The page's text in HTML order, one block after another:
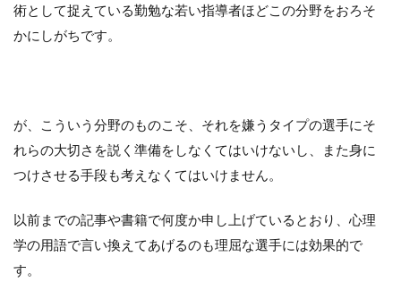
術として捉えている勤勉な若い指導者ほどこの分野をおろそ
かにしがちです。
が、こういう分野のものこそ、それを嫌うタイプの選手にそ
れらの大切さを説く準備をしなくてはいけないし、また身に
つけさせる手段も考えなくてはいけません。
以前までの記事や書籍で何度か申し上げているとおり、心理
学の用語で言い換えてあげるのも理屈な選手には効果的で
す。